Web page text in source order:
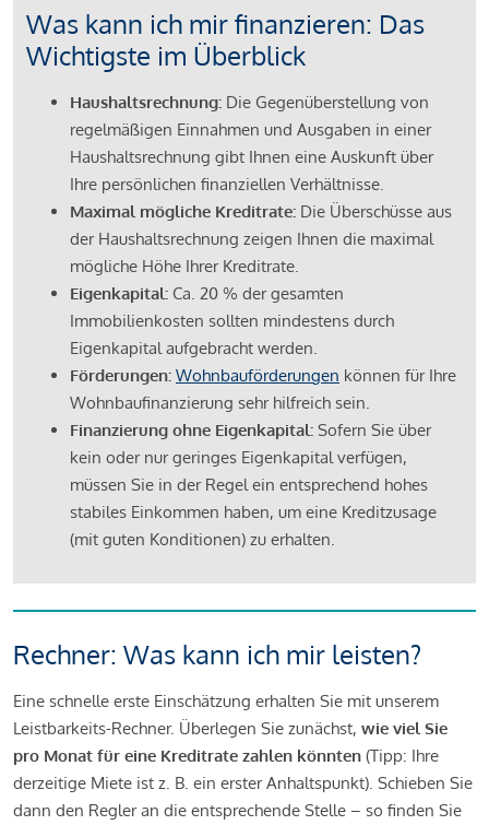
Was kann ich mir finanzieren: Das
Wichtigste im Überblick
Haushaltsrechnung: Die Gegenüberstellung von
regelmäßigen Einnahmen und Ausgaben in einer
Haushaltsrechnung gibt Ihnen eine Auskunft über
Ihre persönlichen finanziellen Verhältnisse.
Maximal mögliche Kreditrate: Die Überschüsse aus
der Haushaltsrechnung zeigen Ihnen die maximal
mögliche Höhe Ihrer Kreditrate.
Eigenkapital: Ca. 20 % der gesamten
Immobilienkosten sollten mindestens durch
Eigenkapital aufgebracht werden.
Förderungen: Wohnbauförderungen können für Ihre
Wohnbaufinanzierung sehr hilfreich sein.
Finanzierung ohne Eigenkapital: Sofern Sie über
kein oder nur geringes Eigenkapital verfügen,
müssen Sie in der Regel ein entsprechend hohes
stabiles Einkommen haben, um eine Kreditzusage
(mit guten Konditionen) zu erhalten.
Rechner: Was kann ich mir leisten?
Eine schnelle erste Einschätzung erhalten Sie mit unserem
Leistbarkeits-Rechner. Überlegen Sie zunächst, wie viel Sie
pro Monat für eine Kreditrate zahlen könnten (Tipp: Ihre
derzeitige Miete ist z. B. ein erster Anhaltspunkt). Schieben Sie
dann den Regler an die entsprechende Stelle – so finden Sie